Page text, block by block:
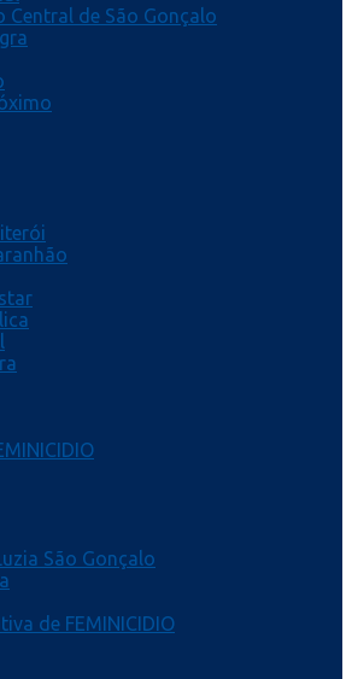
Central de São Gonçalo
São Gonçalo
de FEMINICIDIO